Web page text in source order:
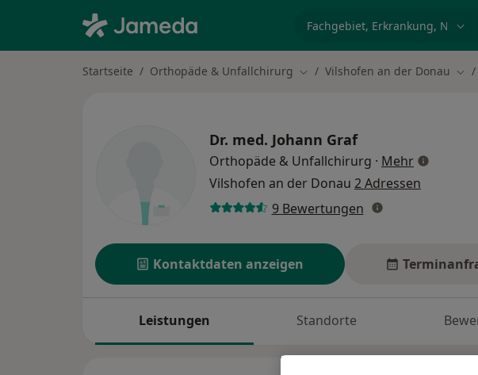
Startseite Orthopäde & Unfallchirurg Stadt ändern
Vilshofen an der Donau
Dr. med. Johann Graf
Orthopäde & Unfallchirurg · Mehrüber
Vilshofen an der Donau 2 Adressen
9 Bewertungen
Kontaktdaten anzeigen
Leistungen Standorte